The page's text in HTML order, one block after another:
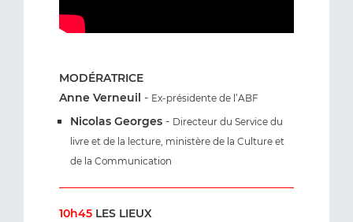
MODÉRATRICE
Anne Verneuil - Ex-présidente de l’ABF
Nicolas Georges - Directeur du Service du
livre et de la lecture, ministère de la Culture et
de la Communication
10h45 LES LIEUX